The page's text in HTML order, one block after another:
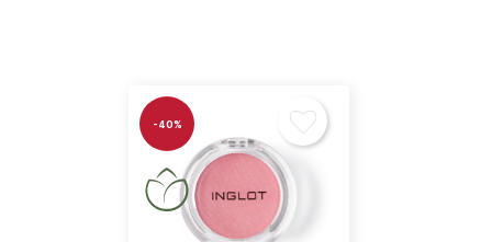
-40%